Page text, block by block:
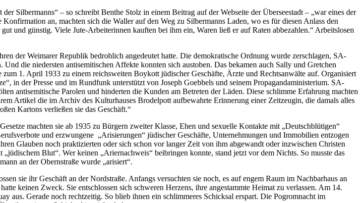
Silbermanns“ – so schreibt Benthe Stolz in einem Beitrag auf der Webseite der Überseestadt – „war eines der
an, machten sich die Waller auf den Weg zu Silbermanns Laden, wo es für diesen Anlass den
und günstig. Viele Jute-Arbeiterinnen kauften bei ihm ein, Waren ließ er auf Raten abbezahlen.“ Arbeitslosen
der Weimarer Republik bedrohlich angedeutet hatte. Die demokratische Ordnung wurde zerschlagen, SA-
die niedersten antisemitischen Affekte konnten sich austoben. Das bekamen auch Sally und Gretchen
1. April 1933 zu einem reichsweiten Boykott jüdischer Geschäfte, Ärzte und Rechtsanwälte auf. Organisiert
in der Presse und im Rundfunk unterstützt von Joseph Goebbels und seinem Propagandaministerium. SA-
antisemitische Parolen und hinderten die Kunden am Betreten der Läden. Diese schlimme Erfahrung machten
Artikel die im Archiv des Kulturhauses Brodelpott aufbewahrte Erinnerung einer Zeitzeugin, die damals alles
Kartons verließen sie das Geschäft.“
machten sie ab 1935 zu Bürgern zweiter Klasse, Ehen und sexuelle Kontakte mit „Deutschblütigen“
und erzwungene „Arisierungen“ jüdischer Geschäfte, Unternehmungen und Immobilien entzogen
Glauben noch praktizierten oder sich schon vor langer Zeit von ihm abgewandt oder inzwischen Christen
Blut“. Wer keinen „Ariernachweis“ beibringen konnte, stand jetzt vor dem Nichts. So musste das
an der Obernstraße wurde „arisiert“.
sie ihr Geschäft an der Nordstraße. Anfangs versuchten sie noch, es auf engem Raum im Nachbarhaus an
keinen Zweck. Sie entschlossen sich schweren Herzens, ihre angestammte Heimat zu verlassen. Am 14.
aus. Gerade noch rechtzeitig. So blieb ihnen ein schlimmeres Schicksal erspart. Die Pogromnacht im